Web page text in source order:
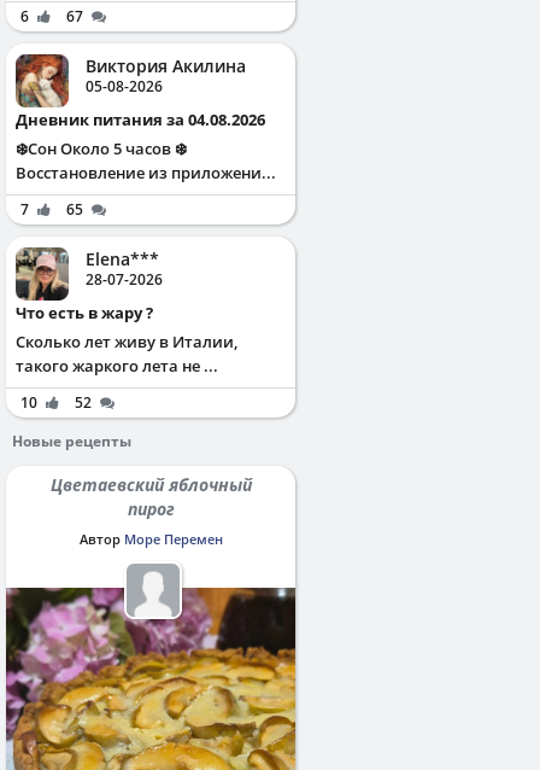
6 67
Виктория Акилина
05-08-2026
Дневник питания за 04.08.2026
❄️Сон Около 5 часов ❄️
Восстановление из приложени...
7 65
Elena***
28-07-2026
Что есть в жару ?
Сколько лет живу в Италии,
такого жаркого лета не ...
10
52
Новые рецепты
Цветаевский яблочный
пирог
Автор Море Перемен